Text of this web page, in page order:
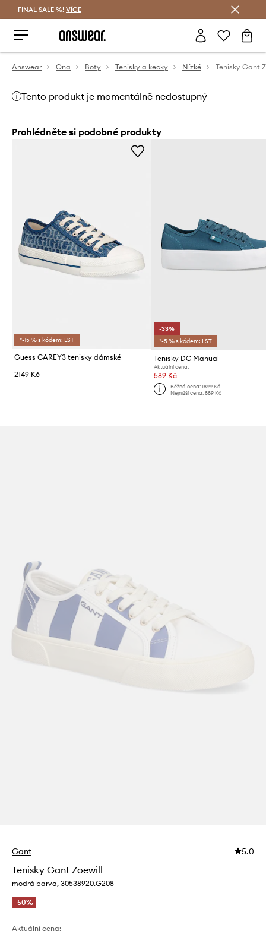
FINAL SALE %! VÍCE
Answear Ona Boty Tenisky a kecky Nízké Tenisky Gant
Tento produkt je momentálně nedostupný
Prohlédněte si podobné produkty
*-15 % s kódem: LST
Guess CAREY3 tenisky dámské
2149 Kč
-33%
*-5 % s kódem: LST
Tenisky DC Manual
Aktuální cena:
589 Kč
Běžná cena: 1899 Kč
Nejnižší cena: 889 Kč
Gant 5.0
Tenisky Gant Zoewill
modrá barva, 30538920.G208
-50%
Aktuální cena: